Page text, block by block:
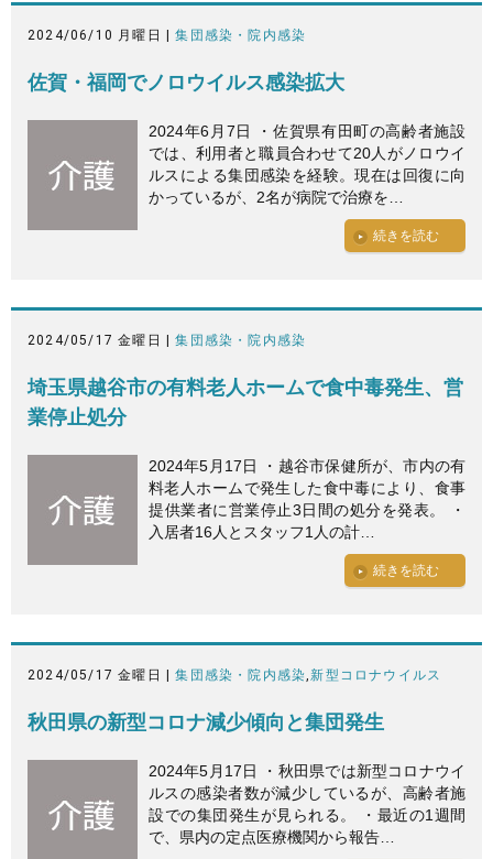
2024/06/10 月曜日 |集団感染・院内感染
佐賀・福岡でノロウイルス感染拡大
2024年6月7日 ・佐賀県有田町の高齢者施設
では、利用者と職員合わせて20人がノロウイ
ルスによる集団感染を経験。現在は回復に向
かっているが、2名が病院で治療を…
続きを読む
2024/05/17 金曜日 |集団感染・院内感染
埼玉県越谷市の有料老人ホームで食中毒発生、営
業停止処分
2024年5月17日 ・越谷市保健所が、市内の有
料老人ホームで発生した食中毒により、食事
提供業者に営業停止3日間の処分を発表。 ・
入居者16人とスタッフ1人の計…
続きを読む
2024/05/17 金曜日 |集団感染・院内感染,新型コロナウイルス
秋田県の新型コロナ減少傾向と集団発生
2024年5月17日 ・秋田県では新型コロナウイ
ルスの感染者数が減少しているが、高齢者施
設での集団発生が見られる。 ・最近の1週間
で、県内の定点医療機関から報告…